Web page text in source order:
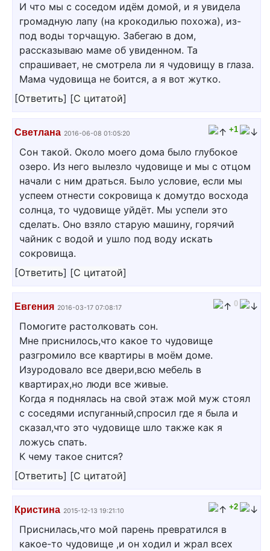
И что мы с соседом идём домой, и я увидела
громадную лапу (на крокодилью похожа), из-
под воды торчащую. Забегаю в дом,
рассказываю маме об увиденном. Та
спрашивает, не смотрела ли я чудовищу в глаза.
Мама чудовища не боится, а я вот жутко.
[Ответить] [С цитатой]
Светлана 2016-06-08 01:05:20 +1
Сон такой. Около моего дома было глубокое
озеро. Из него вылезло чудовище и мы с отцом
начали с ним драться. Было условие, если мы
успеем отнести сокровища к домутдо восхода
солнца, то чудовище уйдёт. Мы успели это
сделать. Оно взяло старую машину, горячий
чайник с водой и ушло под воду искать
сокровища.
[Ответить] [С цитатой]
Евгения 2016-03-17 07:08:17 0
Помогите растолковать сон.
Мне приснилось,что какое то чудовище
разгромило все квартиры в моём доме.
Изуродовало все двери,всю мебель в
квартирах,но люди все живые.
Когда я поднялась на свой этаж мой муж стоял
с соседями испуганный,спросил где я была и
сказал,что это чудовище шло также как я
ложусь спать.
К чему такое снится?
[Ответить] [С цитатой]
Кристина 2015-12-13 19:21:10 +2
Приснилась,что мой парень превратился в
какое-то чудовище ,и он ходил и жрал всех